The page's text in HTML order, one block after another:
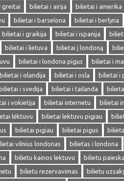
greitai bilietai i airija bilietai i amerika
bilietai i barselona bilietai i berlyna
bilietai i graikija bilietai i ispanija
bilietai i lietuva bilietai į londoną
bilietai i londona pigus bilietai i
bilietai i olandija bilietai i osla bilietai i
bilietai i svedija bilietai i tailanda
i vokietija bilietai internetu bilietai
lėktuvu bilietai lektuvu pigiau
bilietai pigiau bilietai pigus
vilnius londonas bilietas i londona
bilietu kainos lektuvu bilietu paieska
bilietu rezervavimas bilietu